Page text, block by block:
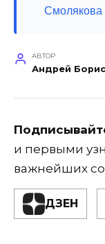
Смолякова
АВТОР
Андрей
и первыми
важнейших
ДЗЕН